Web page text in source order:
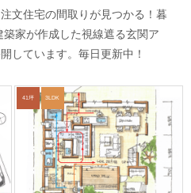
文住宅の間取りが見つかる！暮
家が作成した視線遮る玄関ア
しています。毎日更新中！
41坪 3LDK